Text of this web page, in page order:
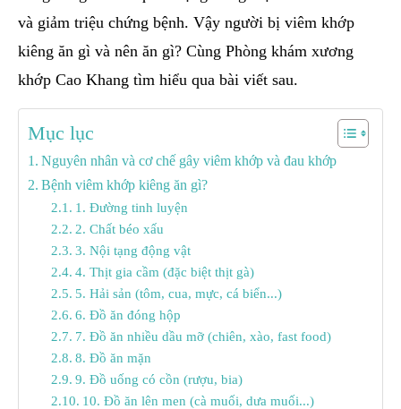
và giảm triệu chứng bệnh. Vậy người bị viêm khớp
kiêng ăn gì và nên ăn gì? Cùng Phòng khám xương
khớp Cao Khang tìm hiểu qua bài viết sau.
Mục lục
Nguyên nhân và cơ chế gây viêm khớp và đau khớp
Bệnh viêm khớp kiêng ăn gì?
1. Đường tinh luyện
2. Chất béo xấu
3. Nội tạng động vật
4. Thịt gia cầm (đặc biệt thịt gà)
5. Hải sản (tôm, cua, mực, cá biển...)
6. Đồ ăn đóng hộp
7. Đồ ăn nhiều dầu mỡ (chiên, xào, fast food)
8. Đồ ăn mặn
9. Đồ uống có cồn (rượu, bia)
10. Đồ ăn lên men (cà muối, dưa muối...)